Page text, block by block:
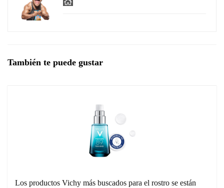
También te puede gustar
Los productos Vichy más buscados para el rostro se están